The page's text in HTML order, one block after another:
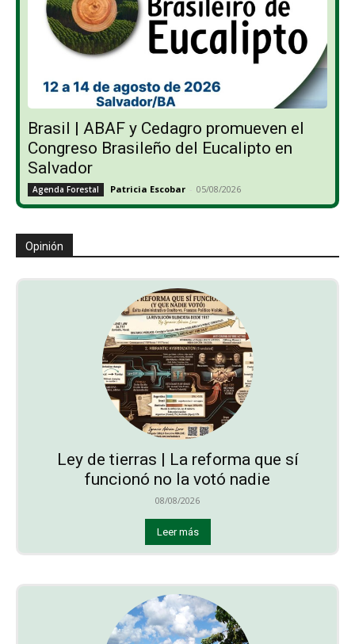
Brasil | ABAF y Cedagro promueven el
Congreso Brasileño del Eucalipto en
Salvador
Agenda Forestal Patricia Escobar - 05/08/2026
Opinión
Ley de tierras | La reforma que sí
funcionó no la votó nadie
08/08/2026
Leer más